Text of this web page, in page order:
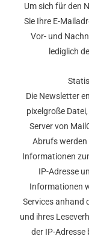
Um sich für den
Sie Ihre E-
Vor- und
lediglich
Die Newsletter
pixelgroße
Server von
Abrufs
Informationen
IP-Adresse
Informationen
Services anhand
und ihres
der IP-